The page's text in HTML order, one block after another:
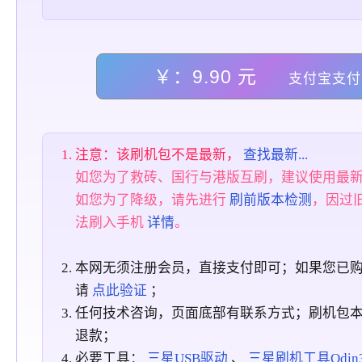
￥：9.90 元 支付宝支付
注意：该刷机包不是最新， 查找最新...
如您为了救砖、国行与港版互刷，建议使用最
如您为了降级，请先进行 刷前版本检测 ，因过
法刷入手机详情。
本网无须注册会员，直接支付即可；如果您已
请 点此验证 ；
任何技术咨询，页面底部有联系方式；刷机包
退款；
必要工具： 三星USB驱动 、 三星刷机工具